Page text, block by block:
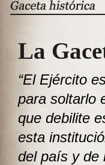
La
“El Ejército
para soltarlo
que debilite
esta
del país y de